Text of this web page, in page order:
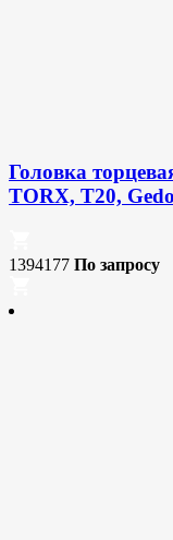
Головка
TORX, T20,
1394177 По запросу